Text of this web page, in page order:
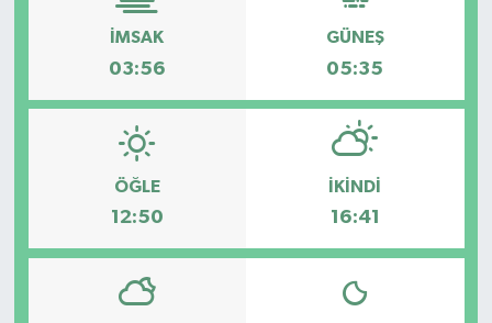
İMSAK
03:56
GÜNEŞ
05:35
ÖĞLE
12:50
İKINDI
16:41